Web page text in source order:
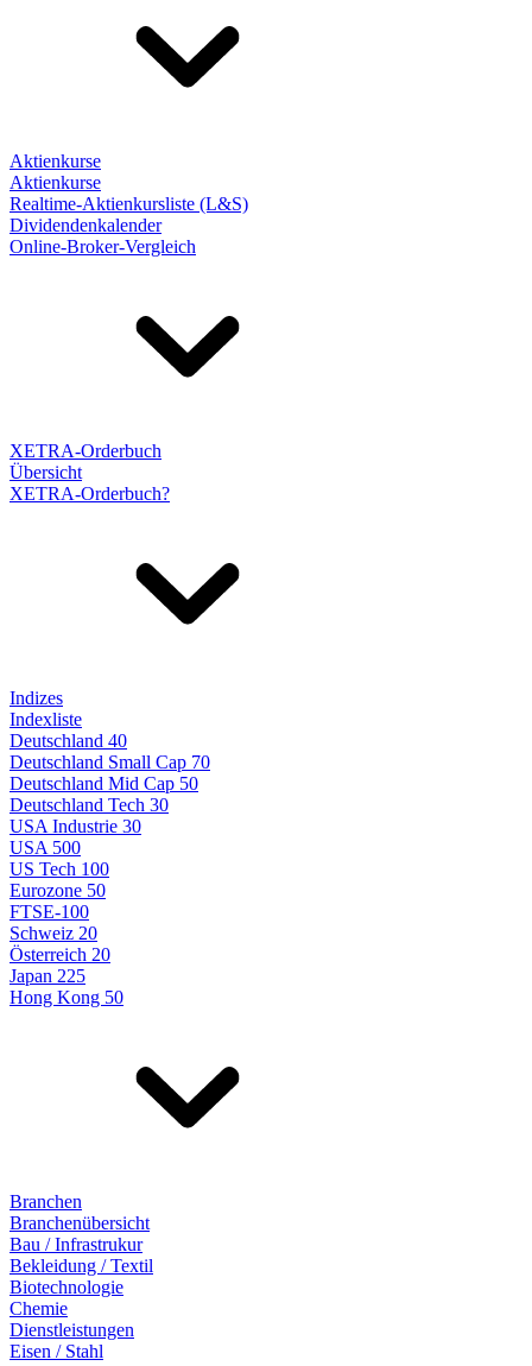
Aktienkurse
Aktienkurse
Realtime-Aktienkursliste (L&S)
Dividendenkalender
Online-Broker-Vergleich
XETRA-Orderbuch
Übersicht
XETRA-Orderbuch?
Indizes
Indexliste
Deutschland 40
Deutschland Small Cap 70
Deutschland Mid Cap 50
Deutschland Tech 30
USA Industrie 30
USA 500
US Tech 100
Eurozone 50
FTSE-100
Schweiz 20
Österreich 20
Japan 225
Hong Kong 50
Branchen
Branchenübersicht
Bau / Infrastrukur
Bekleidung / Textil
Biotechnologie
Chemie
Dienstleistungen
Eisen / Stahl